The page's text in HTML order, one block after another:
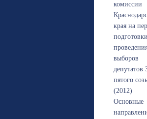
комиссии
края на
выборов
депутатов
пятого
(2012)
Основные